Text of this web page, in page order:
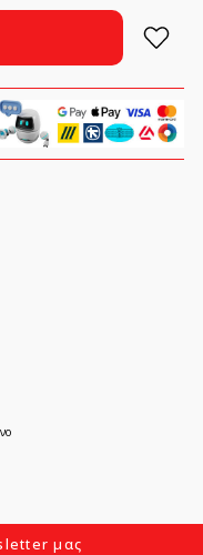
μας